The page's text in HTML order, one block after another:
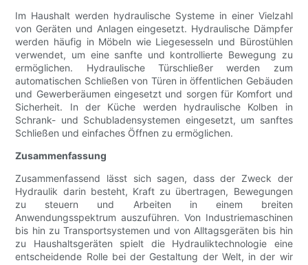
Im Haushalt werden hydraulische Systeme in einer Vielzahl
von Geräten und Anlagen eingesetzt. Hydraulische Dämpfer
werden häufig in Möbeln wie Liegesesseln und Bürostühlen
verwendet, um eine sanfte und kontrollierte Bewegung zu
ermöglichen. Hydraulische Türschließer werden zum
automatischen Schließen von Türen in öffentlichen Gebäuden
und Gewerberäumen eingesetzt und sorgen für Komfort und
Sicherheit. In der Küche werden hydraulische Kolben in
Schrank- und Schubladensystemen eingesetzt, um sanftes
Schließen und einfaches Öffnen zu ermöglichen.
Zusammenfassung
Zusammenfassend lässt sich sagen, dass der Zweck der
Hydraulik darin besteht, Kraft zu übertragen, Bewegungen
zu steuern und Arbeiten in einem breiten
Anwendungsspektrum auszuführen. Von Industriemaschinen
bis hin zu Transportsystemen und von Alltagsgeräten bis hin
zu Haushaltsgeräten spielt die Hydrauliktechnologie eine
entscheidende Rolle bei der Gestaltung der Welt, in der wir